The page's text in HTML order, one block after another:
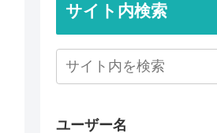
サイト内検索
ユーザー名